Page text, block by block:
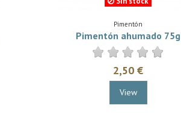
Pimentón
Pimentón ahumado 75g
2,50 €
View